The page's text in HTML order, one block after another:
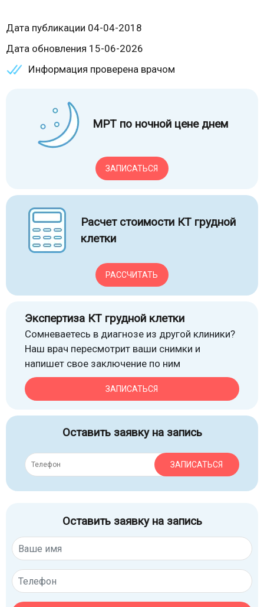
Дата публикации 04-04-2018
Дата обновления 15-06-2026
Информация проверена врачом
МРТ по ночной цене днем
ЗАПИСАТЬСЯ
Расчет стоимости КТ грудной
клетки
РАССЧИТАТЬ
Экспертиза КТ грудной клетки
Сомневаетесь в диагнозе из другой клиники?
Наш врач пересмотрит ваши снимки и
напишет свое заключение по ним
ЗАПИСАТЬСЯ
Оставить заявку на запись
ЗАПИСАТЬСЯ
Оставить заявку на запись